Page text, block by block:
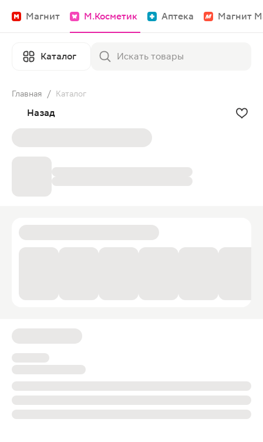
Магнит М.Косметик Аптека Магнит
Каталог
Главная / Каталог
Назад